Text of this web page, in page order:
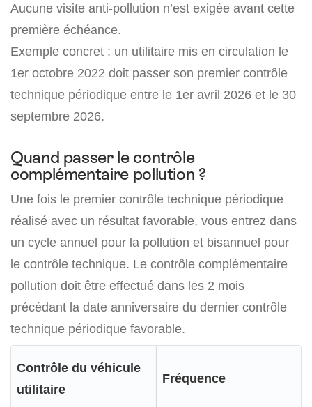
Aucune visite anti-pollution n’est exigée avant cette
première échéance.
Exemple concret : un utilitaire mis en circulation le
1er octobre 2022 doit passer son premier contrôle
technique périodique entre le 1er avril 2026 et le 30
septembre 2026.
Quand passer le contrôle
complémentaire pollution ?
Une fois le premier contrôle technique périodique
réalisé avec un résultat favorable, vous entrez dans
un cycle annuel pour la pollution et bisannuel pour
le contrôle technique. Le contrôle complémentaire
pollution doit être effectué dans les 2 mois
précédant la date anniversaire du dernier contrôle
technique périodique favorable.
Contrôle du véhicule
utilitaire
Fréquence